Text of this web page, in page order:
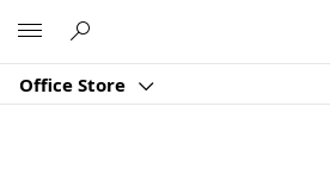
Office Store